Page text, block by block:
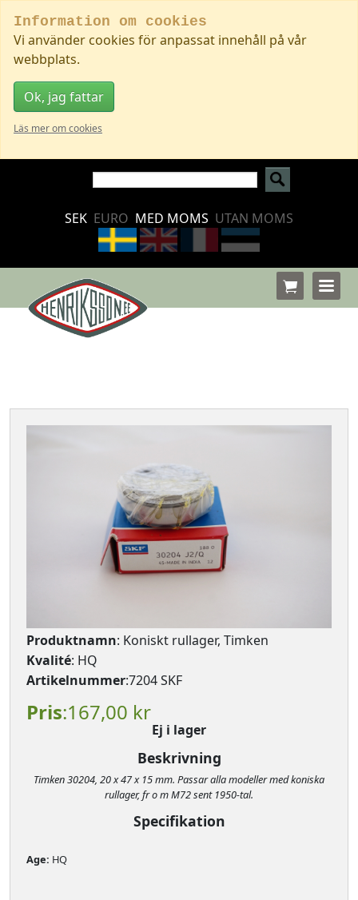
Information om cookies
Vi använder cookies för anpassat innehåll på vår
webbplats.
Ok, jag fattar
Läs mer om cookies
SEK EURO MED MOMS UTAN MOMS
Produktnamn: Koniskt rullager, Timken
Kvalité: HQ
Artikelnummer:7204 SKF
Pris:167,00 kr
Ej i lager
Beskrivning
Timken 30204, 20 x 47 x 15 mm. Passar alla modeller med koniska
rullager, fr o m M72 sent 1950-tal.
Specifikation
Age: HQ